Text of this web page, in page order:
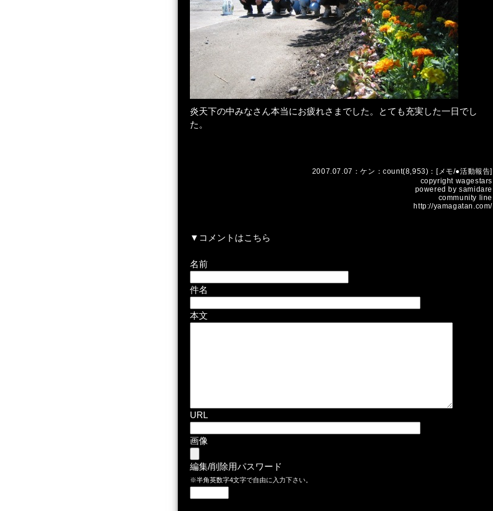
炎天下の中みなさん本当にお疲れさまでした。とても充実した一日でし
た。
2007.07.07：ケン ：count(8,953)：[メモ/●活動報告]
copyright wagestars
powered bysamidare
community line
http://yamagatan.com/
▼コメントはこちら
名前
件名
本文
URL
画像
編集/削除用パスワード
※半角英数字4文字で自由に入力下さい。